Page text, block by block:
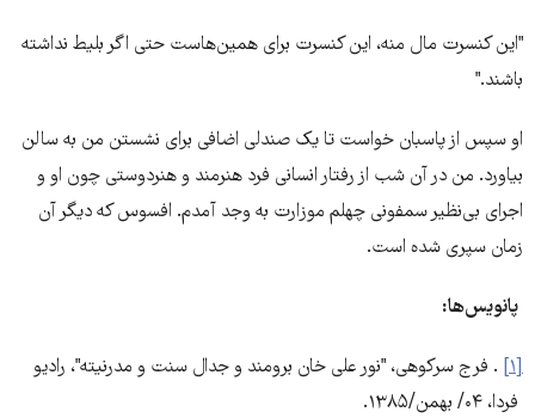
"این کنسرت مال منه، این کنسرت برای همین‌هاست حتی اگر بلیط نداشته
باشند."
او سپس از پاسبان خواست تا یک صندلی اضافی برای نشستن من به سالن
بیاورد. من در آن شب از رفتار انسانی فرد هنرمند و هنردوستی چون او و
اجرای بی‌نظیر سمفونی چهلم موزارت به وجد آمدم. افسوس که دیگر آن
زمان سپری شده است.
پانویس‌ها:
[۱]
. فرج سرکوهی، "نور علی خان برومند و جدال سنت و مدرنیته"، رادیو
فردا، ۰۴/ بهمن/۱۳۸۵.